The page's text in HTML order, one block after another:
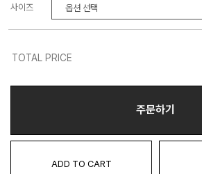
사이즈
TOTAL PRICE
주문하기
ADD TO CART